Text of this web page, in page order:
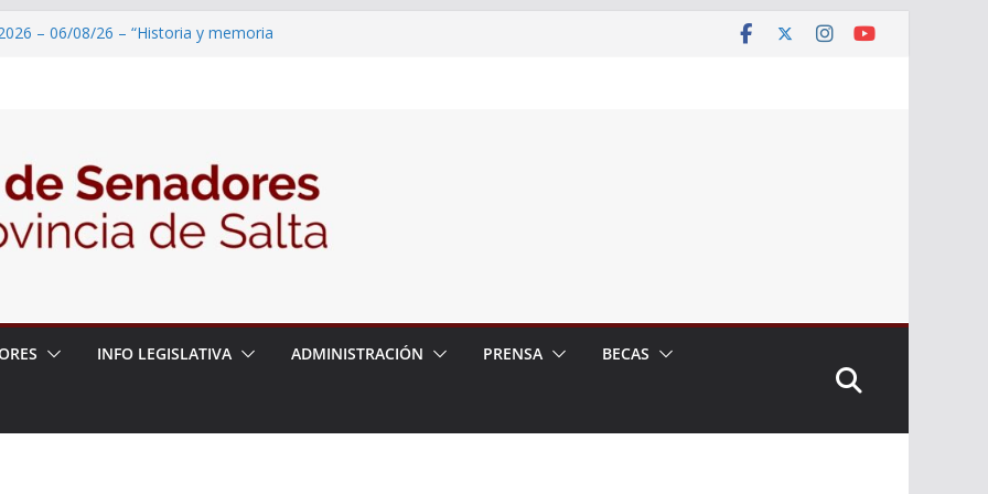
– 06/08/26 – “Historia y memoria
– 06/08/26 – Presentación del libro
del Dr. Víctor Alfredo Frías
– 06/08/26 – 82° Edición de la Expo
INFO LEGISLATIVA ADMINISTRACIÓN PRENSA BECAS